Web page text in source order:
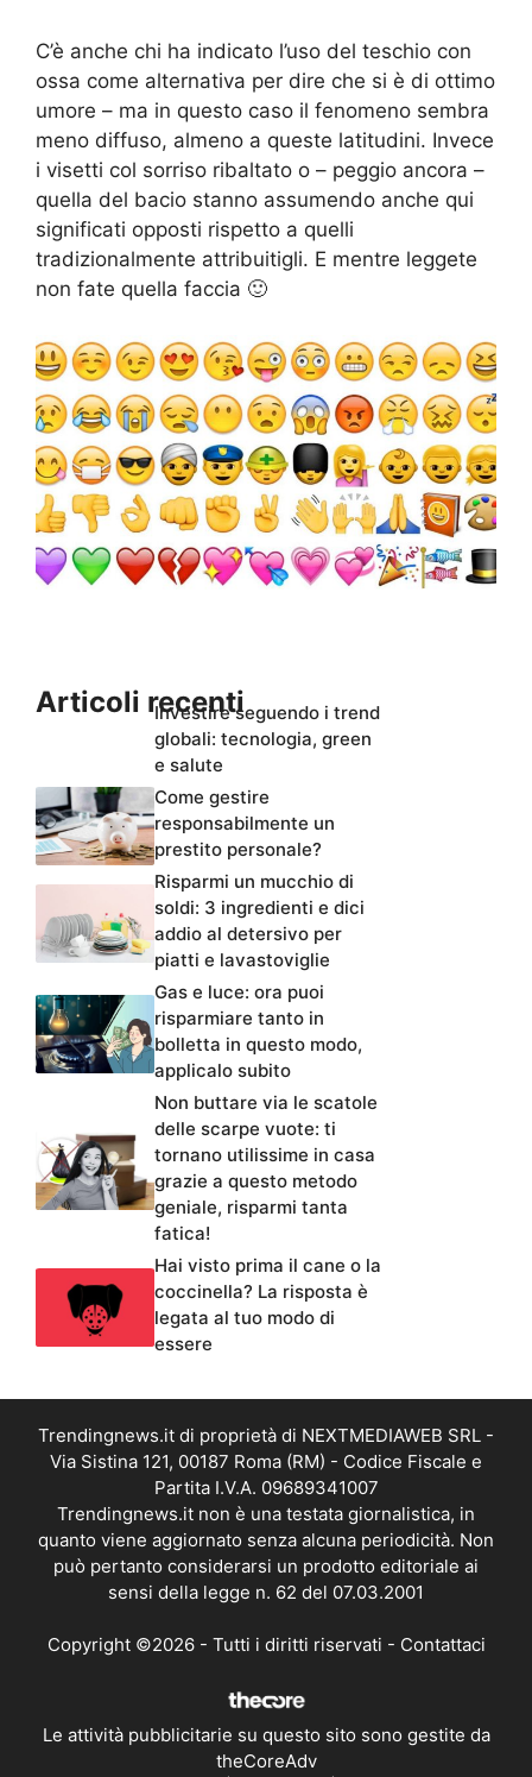
C’è anche chi ha indicato l’uso del teschio con
ossa come alternativa per dire che si è di ottimo
umore – ma in questo caso il fenomeno sembra
meno diffuso, almeno a queste latitudini. Invece
i visetti col sorriso ribaltato o – peggio ancora –
quella del bacio stanno assumendo anche qui
significati opposti rispetto a quelli
tradizionalmente attribuitigli. E mentre leggete
non fate quella faccia 🙂
Articoli recentiInvestire seguendo i trend
globali: tecnologia, green
e salute
Come gestire
responsabilmente un
prestito personale?
Risparmi un mucchio di
soldi: 3 ingredienti e dici
addio al detersivo per
piatti e lavastoviglie
Gas e luce: ora puoi
risparmiare tanto in
bolletta in questo modo,
applicalo subito
Non buttare via le scatole
delle scarpe vuote: ti
tornano utilissime in casa
grazie a questo metodo
geniale, risparmi tanta
fatica!
Hai visto prima il cane o la
coccinella? La risposta è
legata al tuo modo di
essere
Trendingnews.it di proprietà di NEXTMEDIAWEB SRL -
Via Sistina 121, 00187 Roma (RM) - Codice Fiscale e
Partita I.V.A. 09689341007
Trendingnews.it non è una testata giornalistica, in
quanto viene aggiornato senza alcuna periodicità. Non
può pertanto considerarsi un prodotto editoriale ai
sensi della legge n. 62 del 07.03.2001
Copyright ©2026 - Tutti i diritti riservati - Contattaci
Le attività pubblicitarie su questo sito sono gestite da
theCoreAdv